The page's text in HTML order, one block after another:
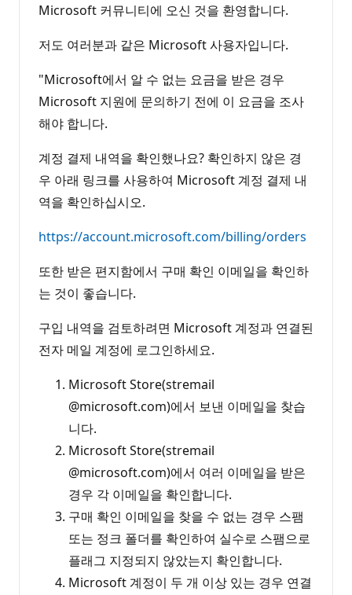
Microsoft 커뮤니티에 오신 것을 환영합니다.
저도 여러분과 같은 Microsoft 사용자입니다.
"Microsoft에서 알 수 없는 요금을 받은 경우
Microsoft 지원에 문의하기 전에 이 요금을 조사
해야 합니다.
계정 결제 내역을 확인했나요? 확인하지 않은 경
우 아래 링크를 사용하여 Microsoft 계정 결제 내
역을 확인하십시오.
https://account.microsoft.com/billing/orders
또한 받은 편지함에서 구매 확인 이메일을 확인하
는 것이 좋습니다.
구입 내역을 검토하려면 Microsoft 계정과 연결된
전자 메일 계정에 로그인하세요.
Microsoft Store(stremail
@microsoft.com)에서 보낸 이메일을 찾습
니다.
Microsoft Store(stremail
@microsoft.com)에서 여러 이메일을 받은
경우 각 이메일을 확인합니다.
구매 확인 이메일을 찾을 수 없는 경우 스팸
또는 정크 폴더를 확인하여 실수로 스팸으로
플래그 지정되지 않았는지 확인합니다.
Microsoft 계정이 두 개 이상 있는 경우 연결